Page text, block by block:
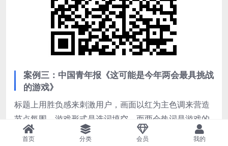
案例三：中国青年报《这可能是今年两会最具挑战
的游戏》
标题上用胜负感来刺激用户，画面以红为主色调来营造
节点氛围，游戏形式是选词填空，而两会热词是游戏的
答案。
首页 分类 会员 我的